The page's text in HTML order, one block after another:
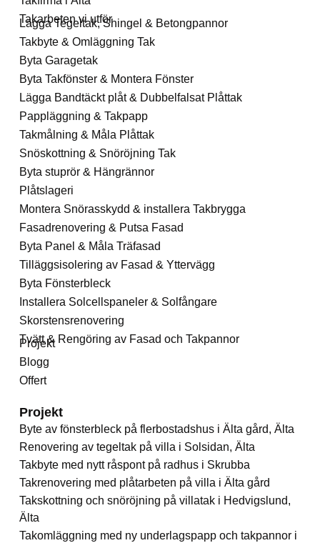
Takarbeten vi utför
Lägga Tegeltak, Shingel & Betongpannor
Takbyte & Omläggning Tak
Byta Garagetak
Byta Takfönster & Montera Fönster
Lägga Bandtäckt plåt & Dubbelfalsat Plåttak
Pappläggning & Takpapp
Takmålning & Måla Plåttak
Snöskottning & Snöröjning Tak
Byta stuprör & Hängrännor
Plåtslageri
Montera Snörasskydd & installera Takbrygga
Fasadrenovering & Putsa Fasad
Byta Panel & Måla Träfasad
Tilläggsisolering av Fasad & Yttervägg
Byta Fönsterbleck
Installera Solcellspaneler & Solfångare
Skorstensrenovering
Tvätt & Rengöring av Fasad och Takpannor
Projekt
Blogg
Offert
Projekt
Byte av fönsterbleck på flerbostadshus i Älta gård, Älta
Renovering av tegeltak på villa i Solsidan, Älta
Takbyte med nytt råspont på radhus i Skrubba
Takrenovering med plåtarbeten på villa i Älta gård
Takskottning och snöröjning på villatak i Hedvigslund,
Älta
Takomläggning med ny underlagspapp och takpannor i